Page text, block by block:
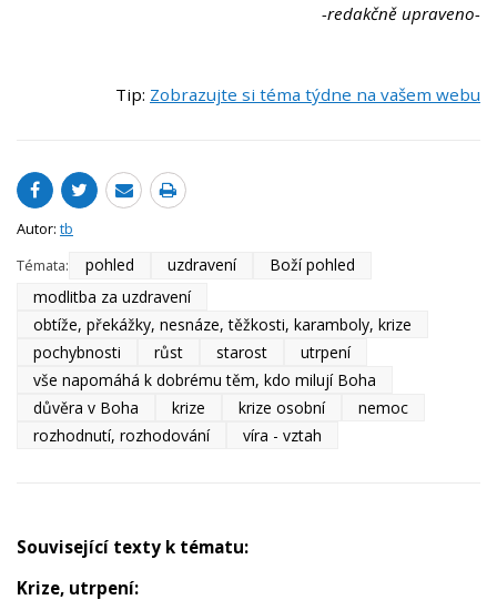
-redakčně upraveno-
Tip: Zobrazujte si téma týdne na vašem webu
Autor: tb
Témata:
pohled uzdravení
Boží pohled
modlitba za uzdravení
obtíže, překážky, nesnáze, těžkosti, karamboly, krize
pochybnosti
růst starost
utrpení
vše napomáhá k dobrému těm, kdo milují Boha
důvěra v Boha
krize krize osobní
nemoc
rozhodnutí, rozhodování
víra - vztah
Související texty k tématu:
Krize, utrpení: